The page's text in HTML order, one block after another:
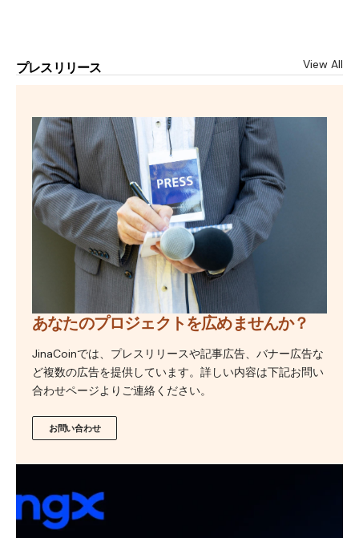
プレスリリース View All
あなたのプロジェクトを広めませんか？
JinaCoinでは、プレスリリースや記事広告、バナー広告な
ど複数の広告を提供しています。詳しい内容は下記お問い
合わせページよりご連絡ください。
お問い合わせ